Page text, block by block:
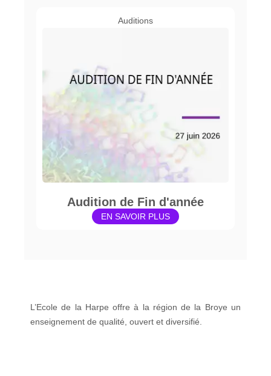
Auditions
Audition de Fin d'année
EN SAVOIR PLUS
L’Ecole de la Harpe offre à la région de la Broye un
enseignement de qualité, ouvert et diversifié.